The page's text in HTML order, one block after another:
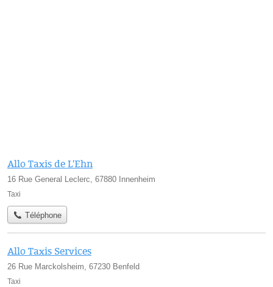
Allo Taxis de L'Ehn
16 Rue General Leclerc, 67880 Innenheim
Taxi
Téléphone
Allo Taxis Services
26 Rue Marckolsheim, 67230 Benfeld
Taxi